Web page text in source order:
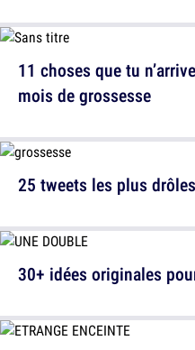
11 choses que tu
mois de grossesse
30+ idées originales
25 tweets les plus